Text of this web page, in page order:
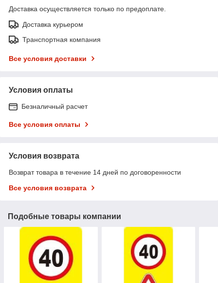
Доставка осуществляется только по предоплате.
Доставка курьером
Транспортная компания
Все условия доставки
Условия оплаты
Безналичный расчет
Все условия оплаты
Условия возврата
Возврат товара в течение 14 дней по договоренности
Все условия возврата
Подобные товары компании